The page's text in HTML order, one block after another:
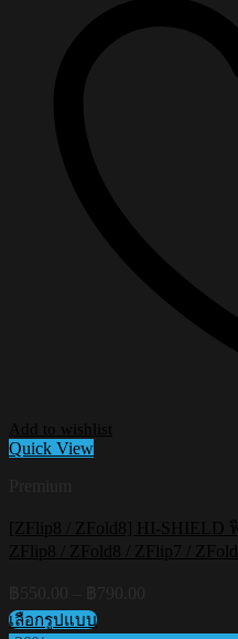
Add to wishlist
Quick View
[ZFlip8 / ZFold8] HI-
ZFlip8 / ZFold8 / ZFlip7 /
฿550.00
เลือกรูปแบบ